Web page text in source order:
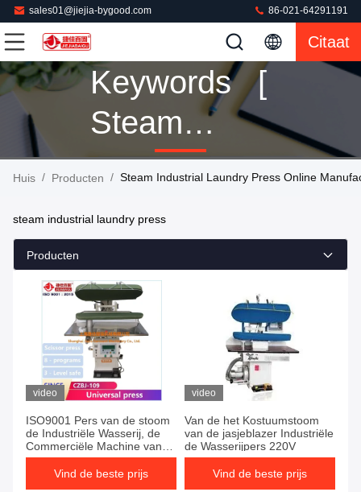
sales01@jiejia-bygood.com 86-021-64291191
Citaat
Keywords [
Steam
Industrial
Press ]
Match 28
Producten
Huis / Producten / Steam Industrial Laundry Press Online
steam industrial laundry press
Producten
video
ISO9001 Pers van de stoom
de Industriële Wasserij, de
Commerciële Machine van
de Wasserijpers
Vind de beste prijs
video
Van de het Kostuumstoom
van de jasjeblazer Industriële
de Wasserijpers 220V
Vind de beste prijs